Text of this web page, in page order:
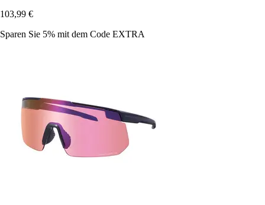
103,99 €
Sparen Sie 5% mit dem Code EXTRA